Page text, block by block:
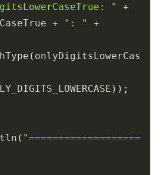
"
+
+
": " +
"===================